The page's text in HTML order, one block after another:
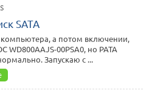
SATA
а потом включении,
WD800AAJS-00PSA0, но PATA
Запускаю с ...